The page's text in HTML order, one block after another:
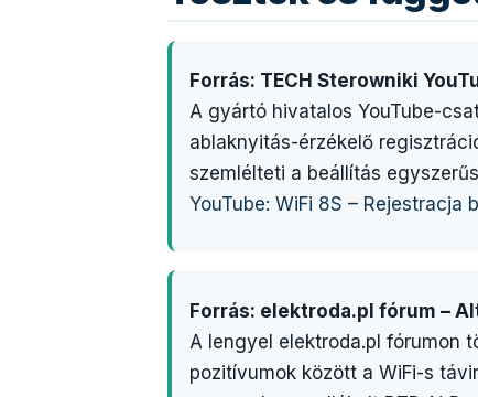
Forrás: TECH Sterowniki
A gyártó hivatalos YouTube-
ablaknyitás-érzékelő
szemlélteti a beállítás
YouTube: WiFi 8S – Rejestracja
Forrás: elektroda.pl fórum –
A lengyel elektroda.pl fórumon
pozitívumok között a WiFi-s